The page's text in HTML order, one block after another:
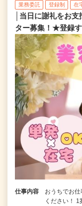
業務委託 登録制 在
│当日に謝礼をお
ター募集！★登録
仕事内容
おうちでお
ください！